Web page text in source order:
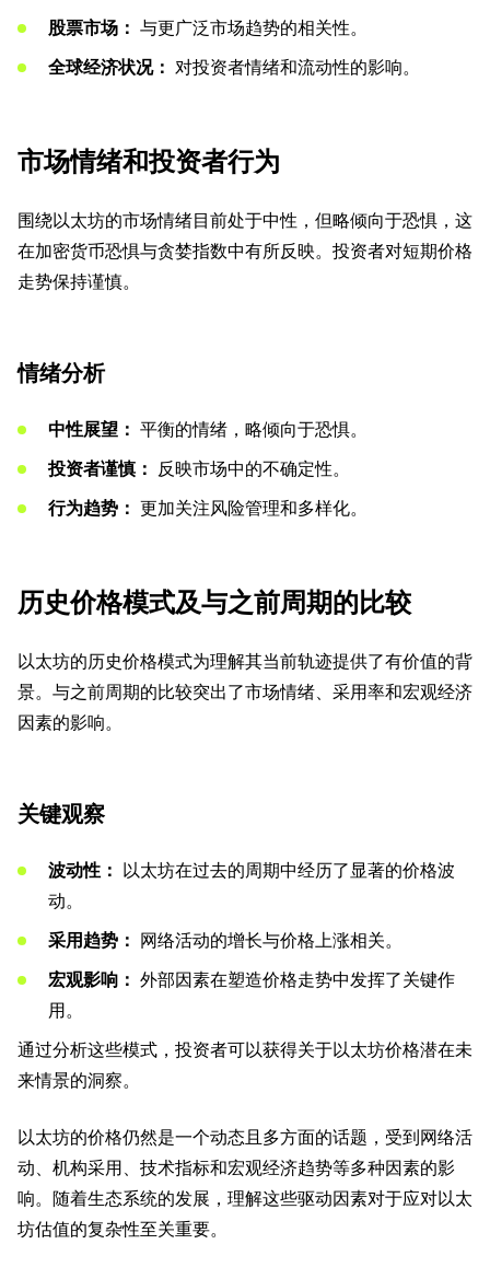
股票市场： 与更广泛市场趋势的相关性。
全球经济状况： 对投资者情绪和流动性的影响。
市场情绪和投资者行为
围绕以太坊的市场情绪目前处于中性，但略倾向于恐惧，这
在加密货币恐惧与贪婪指数中有所反映。投资者对短期价格
走势保持谨慎。
情绪分析
中性展望： 平衡的情绪，略倾向于恐惧。
投资者谨慎： 反映市场中的不确定性。
行为趋势： 更加关注风险管理和多样化。
历史价格模式及与之前周期的比较
以太坊的历史价格模式为理解其当前轨迹提供了有价值的背
景。与之前周期的比较突出了市场情绪、采用率和宏观经济
因素的影响。
关键观察
波动性： 以太坊在过去的周期中经历了显著的价格波
动。
采用趋势： 网络活动的增长与价格上涨相关。
宏观影响： 外部因素在塑造价格走势中发挥了关键作
用。
通过分析这些模式，投资者可以获得关于以太坊价格潜在未
来情景的洞察。
以太坊的价格仍然是一个动态且多方面的话题，受到网络活
动、机构采用、技术指标和宏观经济趋势等多种因素的影
响。随着生态系统的发展，理解这些驱动因素对于应对以太
坊估值的复杂性至关重要。